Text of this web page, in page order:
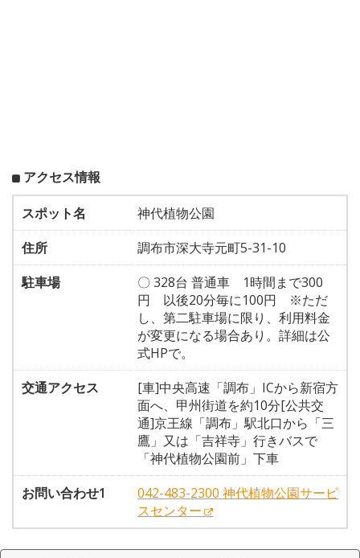
アクセス情報
スポット名
神代植物公園
住所
調布市深大寺元町5-31-10
駐車場
〇 328台 普通車 1時間まで300
円 以後20分毎に100円 ※ただ
し、第二駐車場に限り、利用料金
が変更になる場合あり。詳細は公
式HPで。
交通アクセス
[車]中央高速「調布」ICから新宿方
面へ、甲州街道を約10分[公共交
通]京王線「調布」駅北口から「三
鷹」又は「吉祥寺」行きバスで
「神代植物公園前」下車
お問い合わせ1
042-483-2300 神代植物公園サービ
スセンター